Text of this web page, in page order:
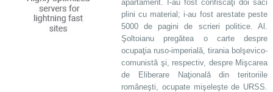
apartament. I-au fost confiscaţi doi saci
plini cu material; i-au fost arestate peste
5000 de pagini de scrieri politice. Al.
Şoltoianu pregătea o carte despre
ocupaţia ruso-imperială, tirania bolşevico-
comunistă şi, respectiv, despre Mişcarea
de Eliberare Naţională din teritoriile
româneşti, ocupate mişeleşte de URSS.